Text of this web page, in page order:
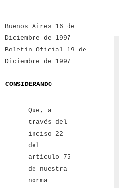
Buenos Aires 16 de
Diciembre de 1997
Boletín Oficial 19 de
Diciembre de 1997
CONSIDERANDO
Que, a
través del
inciso 22
del
artículo 75
de nuestra
norma